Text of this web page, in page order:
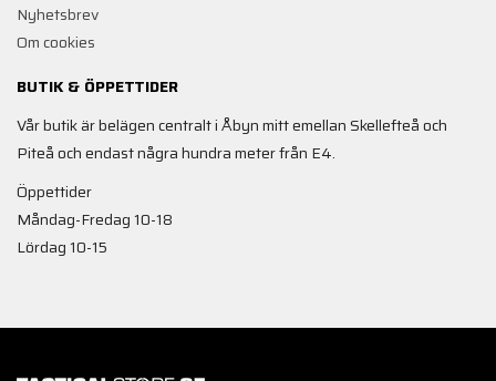
Nyhetsbrev
Om cookies
BUTIK & ÖPPETTIDER
Vår butik är belägen centralt i Åbyn mitt emellan Skellefteå och
Piteå och endast några hundra meter från E4.
Öppettider
Måndag-Fredag 10-18
Lördag 10-15